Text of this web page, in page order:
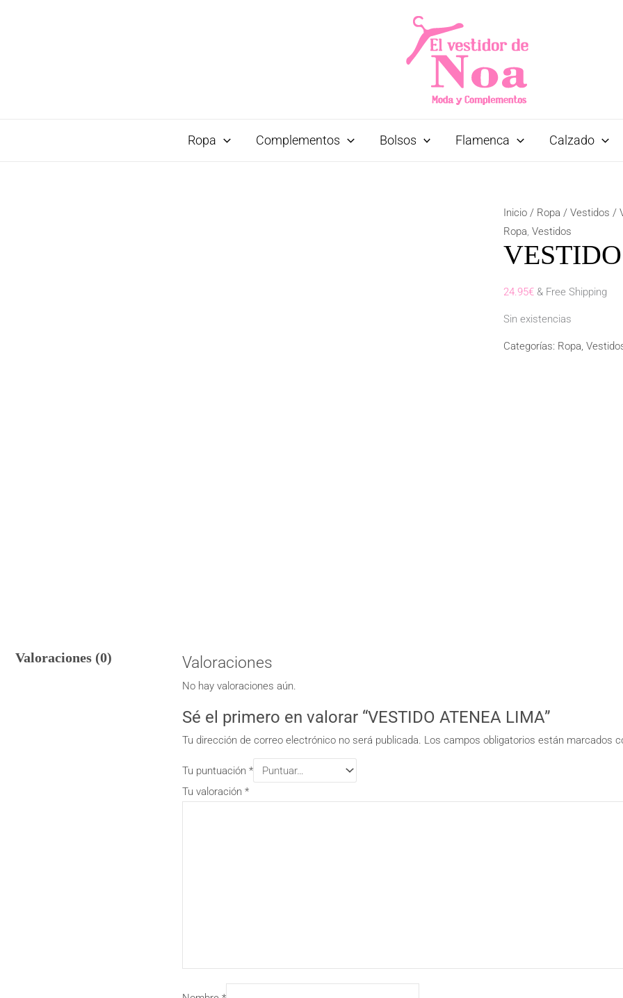
Ropa Complementos Bolsos Flamenca Calzado
Inicio / Ropa / Vestidos /
Ropa, Vestidos
24.95€ & Free Shipping
Sin existencias
Categorías: Ropa,
Valoraciones (0) Valoraciones
No hay valoraciones aún.
Sé el primero en valorar “VESTIDO ATENEA LIMA”
Tu dirección de correo electrónico no será publicada. Los campos obligatorios están marcados
Tu puntuación *
Tu valoración *